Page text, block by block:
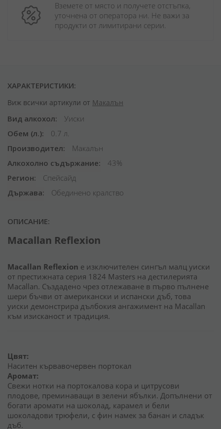
Вземете от място и получете отстъпка,
уточнена от оператора ни. Не важи за
продукти от лимитирани серии.
ХАРАКТЕРИСТИКИ:
Виж всички артикули от Макалън
Вид алкохол
Уиски
Обем (л.)
0.7 л.
Производител
Макалън
Алкохолно съдържание
43%
Регион
Спейсайд
Държава
Обединено кралство
ОПИСАНИЕ:
Macallan Reflexion
Macallan Reflexion е изключителен сингъл малц уиски
от престижната серия 1824 Masters на дестилерията
Macallan. Създадено чрез отлежаване в първо пълнене
шери бъчви от американски и испански дъб, това
уиски демонстрира дълбокия ангажимент на Macallan
към изисканост и традиция.
Цвят:
Наситен кървавочервен портокал
Аромат:
Свежи нотки на портокалова кора и цитрусови
плодове, преминаващи в зелени ябълки. Допълнени от
богати аромати на шоколад, карамел и бели
шоколадови трюфели, с фин намек за банан и сладък
дъб.